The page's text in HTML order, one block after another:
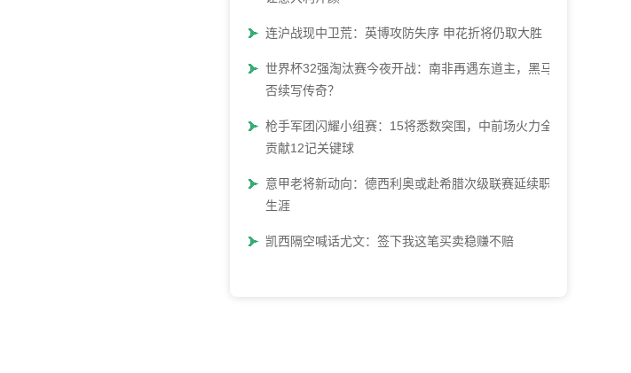
连沪战现中卫荒：英博攻防失序 申花折将仍取大胜
世界杯32强淘汰赛今夜开战：南非再遇东道主，黑马能
否续写传奇？
枪手军团闪耀小组赛：15将悉数突围，中前场火力全开
贡献12记关键球
意甲老将新动向：德西利奥或赴希腊次级联赛延续职业
生涯
凯西隔空喊话尤文：签下我这笔买卖稳赚不赔